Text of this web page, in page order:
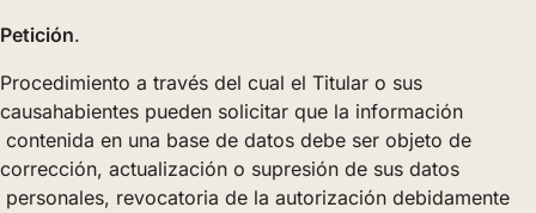
Petición.
Procedimiento a través del cual el Titular o sus
causahabientes pueden solicitar que la información
contenida en una base de datos debe ser objeto de
corrección, actualización o supresión de sus datos
personales, revocatoria de la autorización debidamente